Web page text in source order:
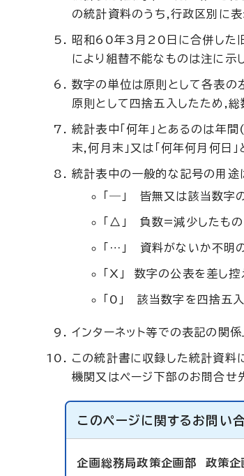
の統計資料のうち,行政区別に
昭和60年3月20日に合併した
により組替不能なものは注に示
数字の単位は原則として各表の
原則として四捨五入したため,総
統計表中「何年」とあるのは年
末,何月末」又は「何年何月何日
統計表中の一般的な記号の用途
「―」 皆無又は該当数字
「△」 負数=減少したもの
「…」 資料がないか不明
「X」 数字の公表を差し控
「0」 該当数字を四捨五
インターネット等での表記の関
この統計書に収録した統計資
機関又はページ下部のお問合せ
このページに関する お問い
企画総務局政策企画部 政策企